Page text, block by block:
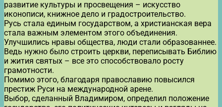
развитие культуры и просвещения – искусство
иконописи, книжное дело и градостроительство.
Русь стала единым государством, а христианская вера
стала важным элементом этого объединения.
Улучшились нравы общества, люди стали образованнее.
Ведь нужно было строить церкви, переписывать Библию
и жития святых – все это способствовало росту
грамотности.
Помимо этого, благодаря православию повысился
престиж Руси на международной арене.
Выбор, сделанный Владимиром, определил положение